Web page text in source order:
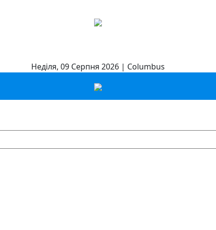
Неділя, 09 Серпня 2026 | Columbus